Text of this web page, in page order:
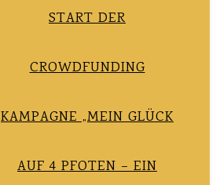
START DER
CROWDFUNDING
KAMPAGNE „MEIN GLÜCK
AUF 4 PFOTEN – EIN